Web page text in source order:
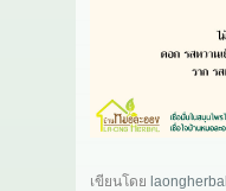
เขียนโดย laongherbal